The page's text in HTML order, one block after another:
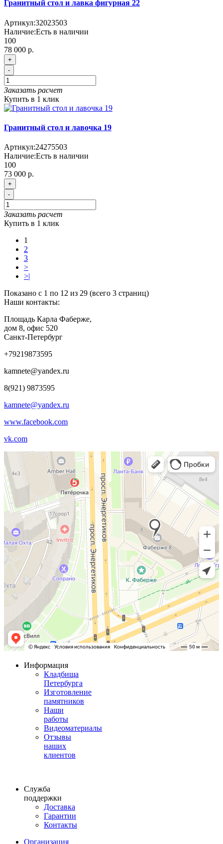
Гранитный стол и лавка фигурная 22
Артикул:32023503
Наличие:Есть в наличии
100
78 000 р.
+
-
Заказать расчет
Купить в 1 клик
Гранитный стол и лавочка 19
Артикул:24275503
Наличие:Есть в наличии
100
73 000 р.
+
-
Заказать расчет
Купить в 1 клик
1
2
3
>
>|
Показано с 1 по 12 из 29 (всего 3 страниц)
Наши контакты:
Площадь Карла Фаберже,
дом 8, офис 520
Санкт-Петербург
+79219873595
kamnete@yandex.ru
8(921) 9873595
kamnete@yandex.ru
www.facebook.com
vk.com
Информация
Кладбища
Петербурга
Изготовление
памятников
Наши
работы
Видеоматериалы
Отзывы
наших
клиентов
Служба
поддержки
Доставка
Гарантии
Контакты
Организация